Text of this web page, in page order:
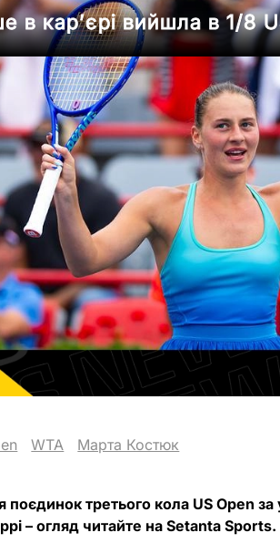
в кар’єрі вийшла в 1/8
WTA Марта Костюк
поєдинок третього кола US Open
– огляд читайте на Setanta Sports.